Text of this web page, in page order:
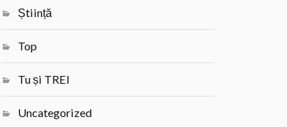
Știință
Top
Tu și TREI
Uncategorized